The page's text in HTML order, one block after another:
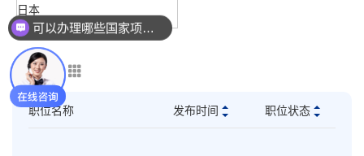
日本
职位名称 发布时间 职位状态
可以办理哪些国家项目？